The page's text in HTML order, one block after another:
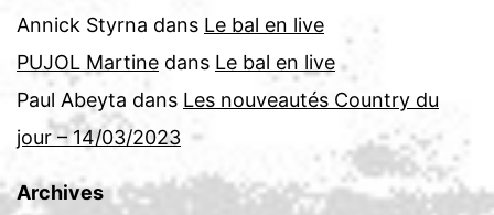
Annick Styrna dans Le bal en live
PUJOL Martine dans Le bal en live
Paul Abeyta dans Les nouveautés Country du
jour – 14/03/2023
Archives